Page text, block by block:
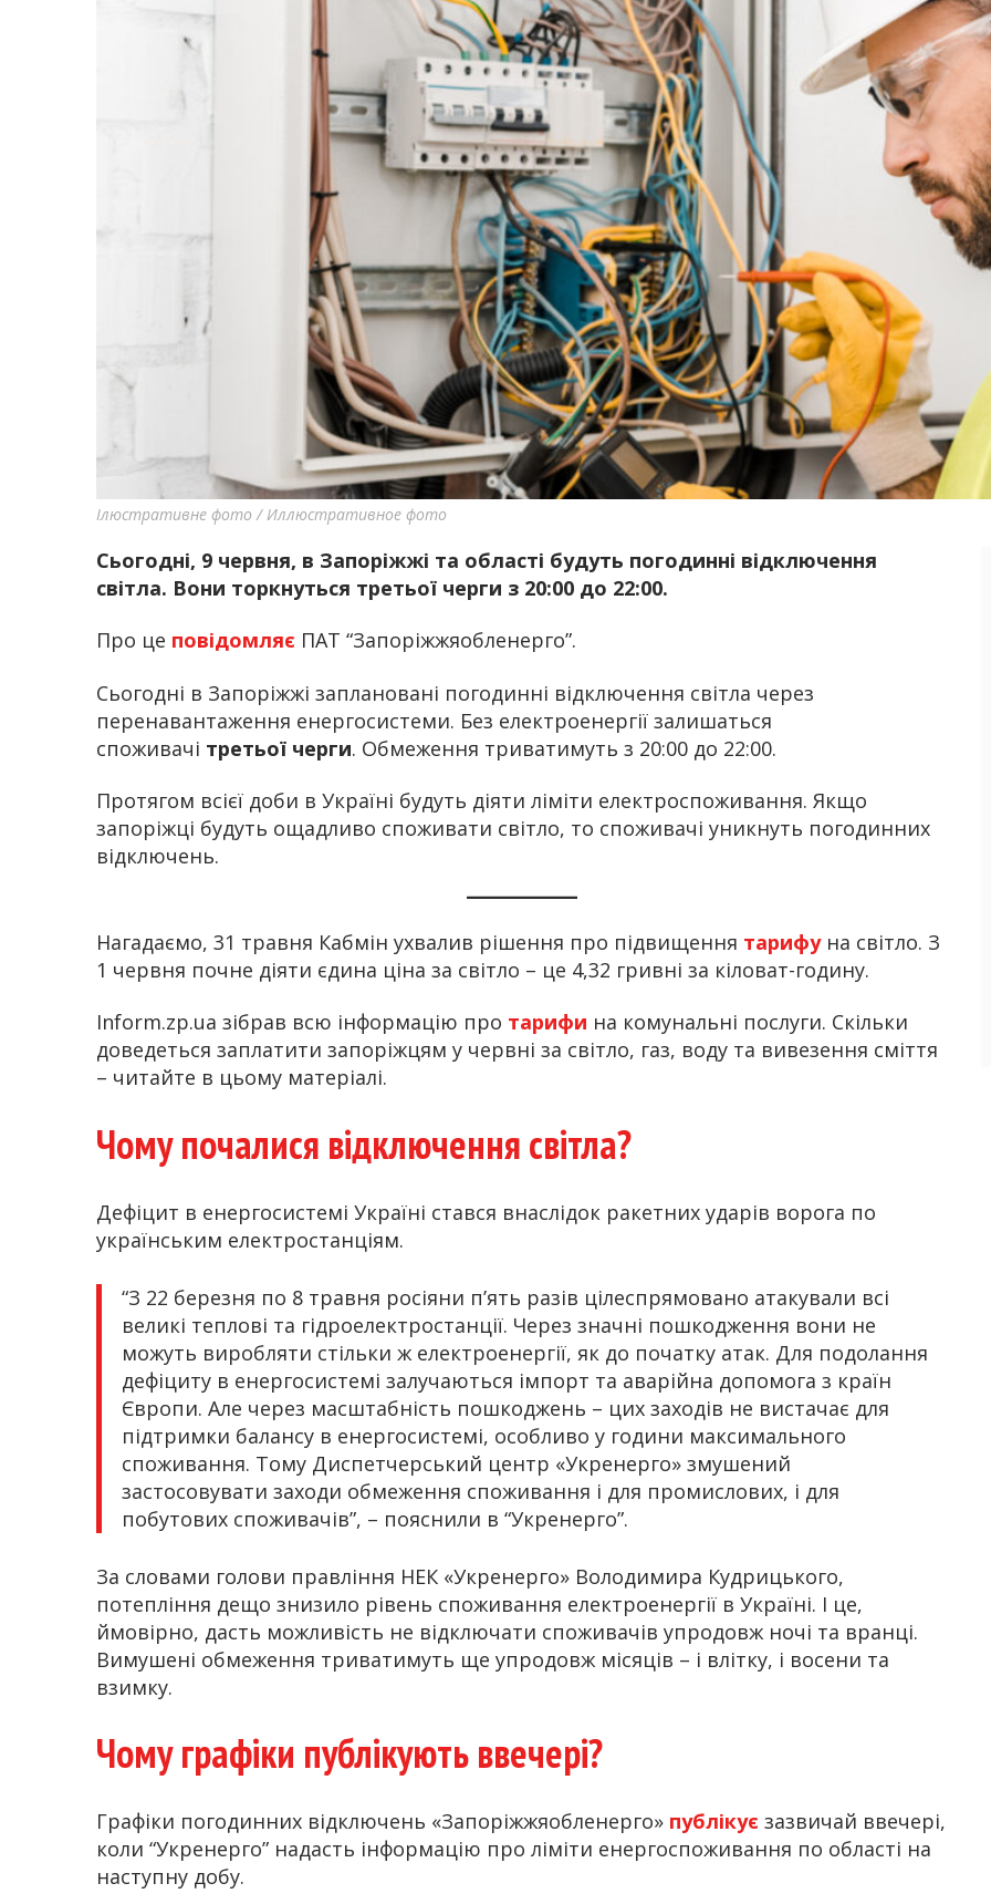
Ілюстративне фото / Иллюстративное фото
Сьогодні, 9 червня, в Запоріжжі та області будуть погодинні відключення
світла. Вони торкнуться третьої черги з 20:00 до 22:00.
Про це повідомляє ПАТ “Запоріжжяобленерго”.
Сьогодні в Запоріжжі заплановані погодинні відключення світла через
перенавантаження енергосистеми. Без електроенергії залишаться
споживачі третьої черги. Обмеження триватимуть з 20:00 до 22:00.
Протягом всієї доби в Україні будуть діяти ліміти електроспоживання. Якщо
запоріжці будуть ощадливо споживати світло, то споживачі уникнуть погодинних
відключень.
Нагадаємо, 31 травня Кабмін ухвалив рішення про підвищення тарифуна світло. З
1 червня почне діяти єдина ціна за світло – це 4,32 гривні за кіловат-годину.
Inform.zp.ua зібрав всю інформацію про тарифи на комунальні послуги. Скільки
доведеться заплатити запоріжцям у червні за світло, газ, воду та вивезення сміття
– читайте в цьому матеріалі.
Чому почалися відключення світла?
Дефіцит в енергосистемі Україні стався внаслідок ракетних ударів ворога по
українським електростанціям.
“З 22 березня по 8 травня росіяни п’ять разів цілеспрямовано атакували всі
великі теплові та гідроелектростанції. Через значні пошкодження вони не
можуть виробляти стільки ж електроенергії, як до початку атак. Для подолання
дефіциту в енергосистемі залучаються імпорт та аварійна допомога з країн
Європи. Але через масштабність пошкоджень – цих заходів не вистачає для
підтримки балансу в енергосистемі, особливо у години максимального
споживання. Тому Диспетчерський центр «Укренерго» змушений
застосовувати заходи обмеження споживання і для промислових, і для
побутових споживачів”, – пояснили в “Укренерго”.
За словами голови правління НЕК «Укренерго» Володимира Кудрицького,
потепління дещо знизило рівень споживання електроенергії в Україні. І це,
ймовірно, дасть можливість не відключати споживачів упродовж ночі та вранці.
Вимушені обмеження триватимуть ще упродовж місяців – і влітку, і восени та
взимку.
Чому графіки публікують ввечері?
Графіки погодинних відключень «Запоріжжяобленерго» публікує зазвичай ввечері,
коли “Укренерго” надасть інформацію про ліміти енергоспоживання по області на
наступну добу.